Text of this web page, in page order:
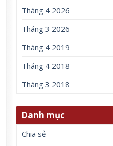
Tháng 4 2026
Tháng 3 2026
Tháng 4 2019
Tháng 4 2018
Tháng 3 2018
Danh mục
Chia sẻ